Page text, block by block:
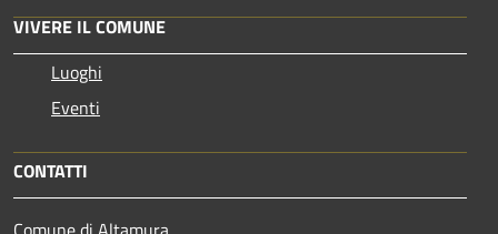
VIVERE IL COMUNE
Luoghi
Eventi
CONTATTI